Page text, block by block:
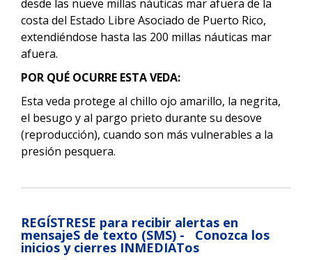
desde las nueve millas náuticas mar afuera de la
costa del Estado Libre Asociado de Puerto Rico,
extendiéndose hasta las 200 millas náuticas mar
afuera.
POR QUÉ OCURRE ESTA VEDA:
Esta veda protege al chillo ojo amarillo, la negrita,
el besugo y al pargo prieto durante su desove
(reproducción), cuando son más vulnerables a la
presión pesquera.
REGÍSTRESE para recibir alertas en
mensajeS de texto (SMS) - Conozca los
inicios y cierres INMEDIATos